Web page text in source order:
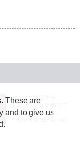
JASRAC許諾番号：
9024936001Y45037
JASRAC許諾番号：
These are
and to give us